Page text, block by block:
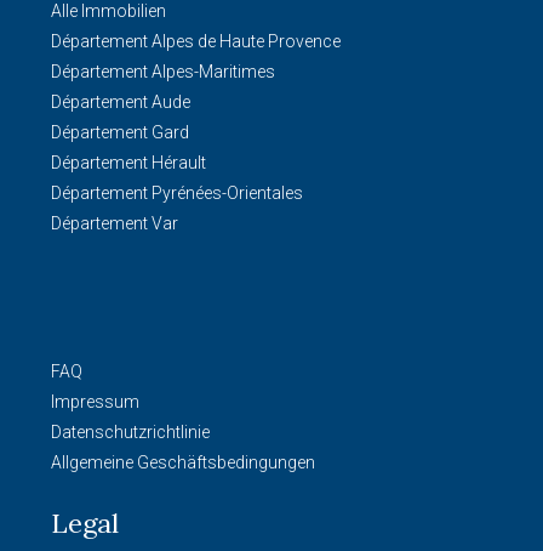
Alle Immobilien
Département Alpes de Haute Provence
Département Alpes-Maritimes
Département Aude
Département Gard
Département Hérault
Département Pyrénées-Orientales
Département Var
FAQ
Impressum
Datenschutzrichtlinie
Allgemeine Geschäftsbedingungen
Legal